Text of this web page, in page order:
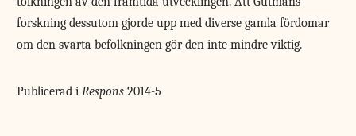
forskning dessutom gjorde upp med diverse gamla fördomar
om den svarta befolkningen gör den inte mindre viktig.
Publicerad iRespons 2014-5